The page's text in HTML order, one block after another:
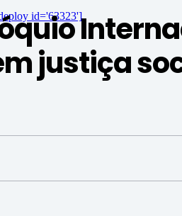
id='63323']
justiça